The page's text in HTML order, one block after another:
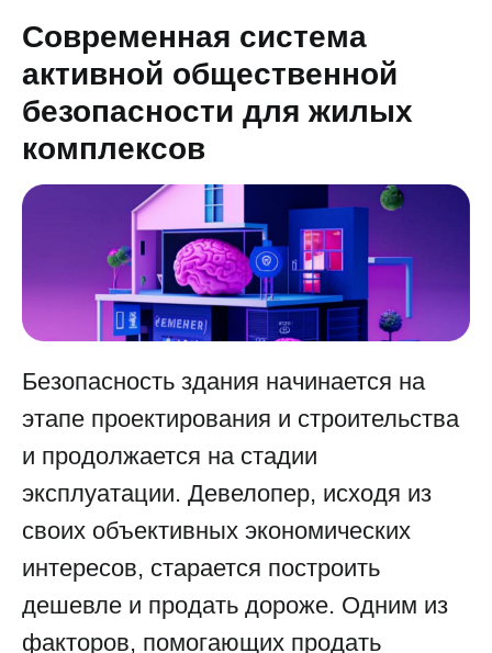
Современная система
активной общественной
безопасности для жилых
комплексов
Безопасность здания начинается на
этапе проектирования и строительства
и продолжается на стадии
эксплуатации. Девелопер, исходя из
своих объективных экономических
интересов, старается построить
дешевле и продать дороже. Одним из
факторов, помогающих продать